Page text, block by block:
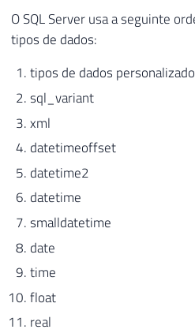
O SQL Server usa a seguinte
tipos de dados:
tipos de dados
sql_variant
xml
datetimeoffset
datetime2
datetime
smalldatetime
date
time
float
real